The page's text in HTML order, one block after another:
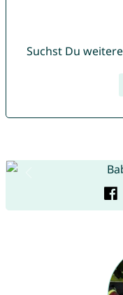
Suchst Du